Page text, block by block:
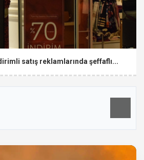
satış reklamlarında şeffaflı...